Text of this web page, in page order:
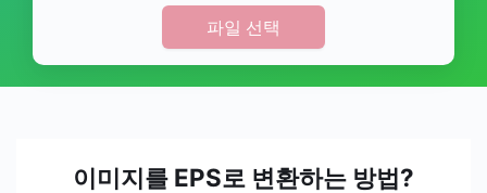
파일 선택
이미지를 EPS로 변환하는 방법?